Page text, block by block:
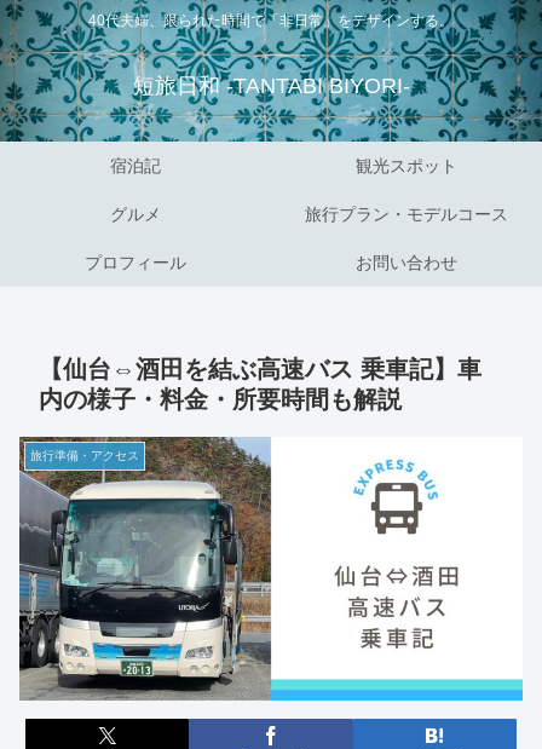
40代夫婦、限られた時間で「非日常」をデザインする。
短旅日和 -TANTABI BIYORI-
宿泊記 観光スポット
グルメ 旅行プラン・モデルコース
プロフィール お問い合わせ
【仙台⇔酒田を結ぶ高速バス 乗車記】車
内の様子・料金・所要時間も解説
旅行準備・アクセス